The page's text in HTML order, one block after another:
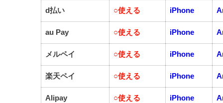
d払い ○使える iPhone
au Pay ○使える iPhone
メルペイ ○使える iPhone
楽天ペイ ○使える iPhone
Alipay ○使える iPhone